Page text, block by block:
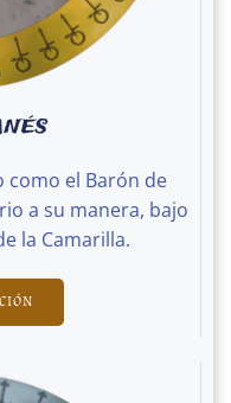
como el Barón de
a su manera, bajo
la Camarilla.